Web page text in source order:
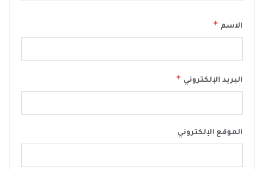
الاسم *
البريد الإلكتروني *
الموقع الإلكتروني